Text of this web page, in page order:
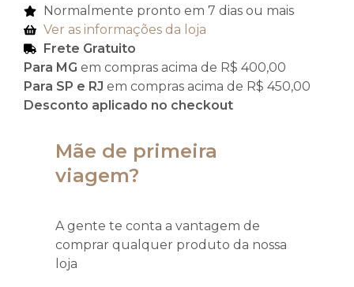
Normalmente pronto em 7 dias ou mais
Ver as informações da loja
Frete Gratuito
Para MG em compras acima de R$ 400,00
Para SP e RJ em compras acima de R$ 450,00
Desconto aplicado no checkout
Mãe de primeira
viagem?
A gente te conta a vantagem de
comprar qualquer produto da nossa
loja